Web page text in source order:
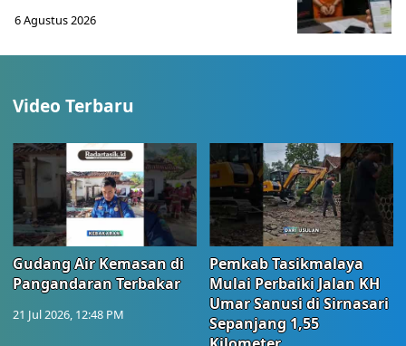
6 Agustus 2026
Video Terbaru
Gudang Air Kemasan di
Pangandaran Terbakar
21 Jul 2026, 12:48 PM
Pemkab Tasikmalaya
Mulai Perbaiki Jalan KH
Umar Sanusi di Sirnasari
Sepanjang 1,55